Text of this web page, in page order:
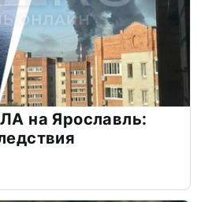
на Ярославль: